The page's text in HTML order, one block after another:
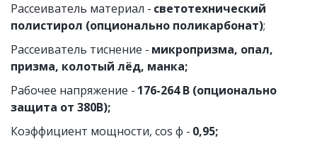
Рассеиватель материал - светотехнический
полистирол (опционально поликарбонат);
Рассеиватель тиснение - микропризма, опал,
призма, колотый лёд, манка;
Рабочее напряжение - 176-264 В (опционально
защита от 380В);
Коэффициент мощности, cos ф - 0,95;